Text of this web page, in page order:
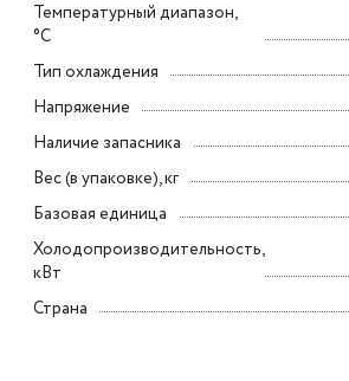
Температурный диапазон,
°C
Тип охлаждения
Напряжение
Наличие запасника
Вес (в упаковке), кг
Базовая единица
Холодопроизводительность,
кВт
Страна